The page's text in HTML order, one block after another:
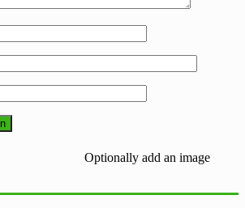
Optionally add an image